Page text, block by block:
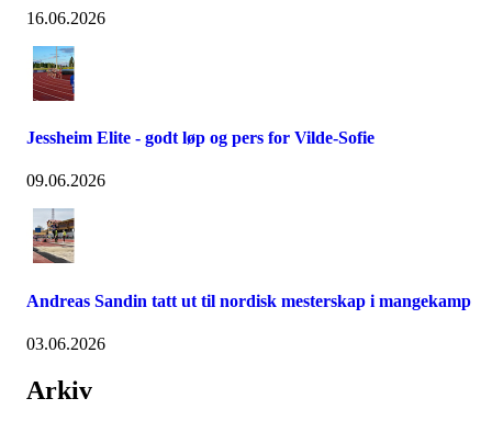
16.06.2026
Jessheim Elite - godt løp og pers for Vilde-Sofie
09.06.2026
Andreas Sandin tatt ut til nordisk mesterskap i mangekamp
03.06.2026
Arkiv